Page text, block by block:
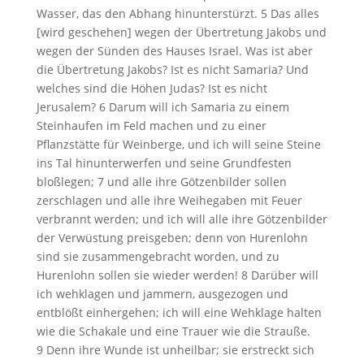
Wasser, das den Abhang hinunterstürzt. 5 Das alles
[wird geschehen] wegen der Übertretung Jakobs und
wegen der Sünden des Hauses Israel. Was ist aber
die Übertretung Jakobs? Ist es nicht Samaria? Und
welches sind die Höhen Judas? Ist es nicht
Jerusalem? 6 Darum will ich Samaria zu einem
Steinhaufen im Feld machen und zu einer
Pflanzstätte für Weinberge, und ich will seine Steine
ins Tal hinunterwerfen und seine Grundfesten
bloßlegen; 7 und alle ihre Götzenbilder sollen
zerschlagen und alle ihre Weihegaben mit Feuer
verbrannt werden; und ich will alle ihre Götzenbilder
der Verwüstung preisgeben; denn von Hurenlohn
sind sie zusammengebracht worden, und zu
Hurenlohn sollen sie wieder werden! 8 Darüber will
ich wehklagen und jammern, ausgezogen und
entblößt einhergehen; ich will eine Wehklage halten
wie die Schakale und eine Trauer wie die Strauße.
9 Denn ihre Wunde ist unheilbar; sie erstreckt sich